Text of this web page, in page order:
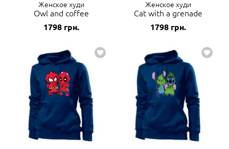
Женское худи
Owl and coffee
1798грн.
Женское худи
Cat with a grenade
1798грн.